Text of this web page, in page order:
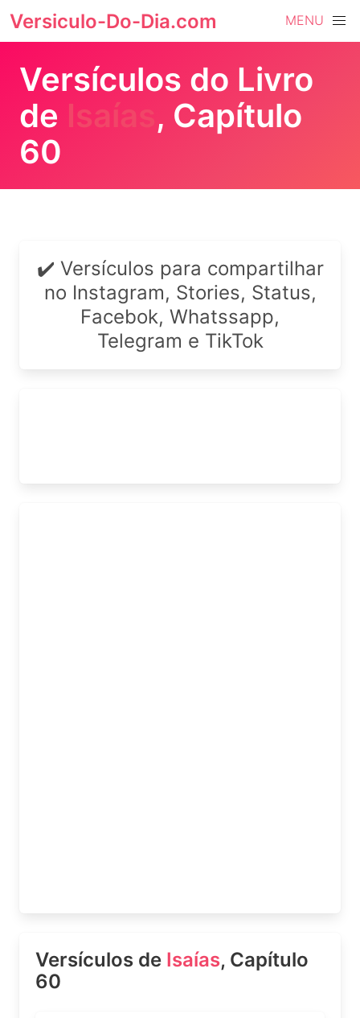
Versiculo-Do-Dia.com MENU
Versículos do Livro
de Isaías, Capítulo
60
✔️ Versículos para compartilhar
no Instagram, Stories, Status,
Facebok, Whatssapp,
Telegram e TikTok
Versículos de Isaías, Capítulo
60